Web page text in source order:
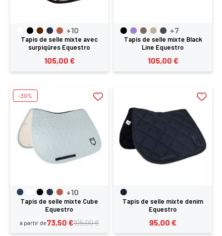
+10
Tapis de selle mixte avec
surpiqûres Equestro
105,00 €
+7
Tapis de selle mixte Black
Line Equestro
105,00 €
+10
Tapis de selle mixte Cube
Equestro
à partir de 105,00 €
73,50 €
-30%
Tapis de selle mixte denim
Equestro
95,00 €